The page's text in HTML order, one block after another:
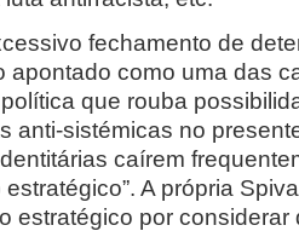
fechamento de
apontado como uma das
que rouba
anti-sistémicas no
caírem
A própria
estratégico por considerar